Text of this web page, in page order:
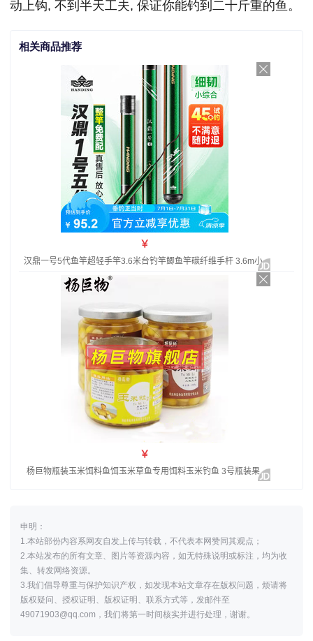
动上钩, 不到半天工夫, 保证你能钓到二十斤重的鱼。
相关商品推荐
申明：
1.本站部份内容系网友自发上传与转载，不代表本网赞同其观点；
2.本站发布的所有文章、图片等资源内容，如无特殊说明或标注，均为收
集、转发网络资源。
3.我们倡导尊重与保护知识产权，如发现本站文章存在版权问题，烦请将
版权疑问、授权证明、版权证明、联系方式等，发邮件至
49071903@qq.com，我们将第一时间核实并进行处理，谢谢。